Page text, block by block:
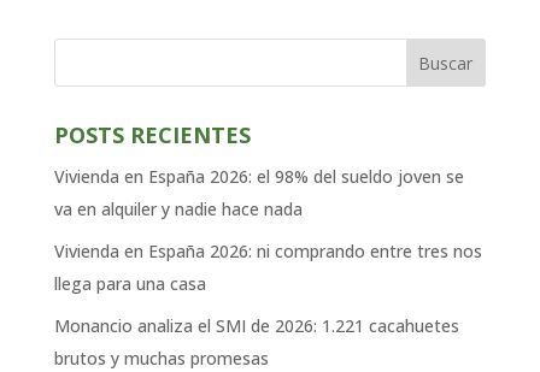
Buscar
POSTS RECIENTES
Vivienda en España 2026: el 98% del sueldo joven se
va en alquiler y nadie hace nada
Vivienda en España 2026: ni comprando entre tres nos
llega para una casa
Monancio analiza el SMI de 2026: 1.221 cacahuetes
brutos y muchas promesas